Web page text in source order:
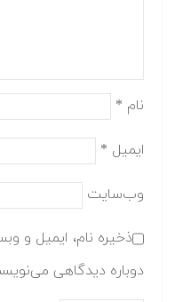
نام *
ایمیل *
وب‌سایت
ذخیره نام، ایمیل و
دوباره دیدگاهی